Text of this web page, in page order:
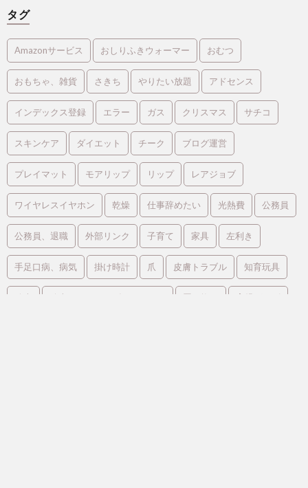
タグ
Amazonサービス おしりふきウォーマー おむつ
おもちゃ、雑貨 さきち やりたい放題 アドセンス
インデックス登録 エラー ガス クリスマス サチコ
スキンケア ダイエット チーク ブログ運営
プレイマット モアリップ リップ レアジョブ
ワイヤレスイヤホン 乾燥 仕事辞めたい 光熱費 公務員
公務員、退職 外部リンク 子育て 家具 左利き
手足口病、病気 掛け時計 爪 皮膚トラブル 知育玩具
絵本 絵本、やぎゅうげんいちろう 置き換え 育児グッズ